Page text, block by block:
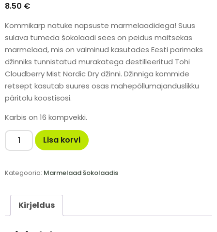
8.50 €
Kommikarp natuke napsuste marmelaadidega! Suus
sulava tumeda šokolaadi sees on peidus maitsekas
marmelaad, mis on valminud kasutades Eesti parimaks
džinniks tunnistatud murakatega destilleeritud Tohi
Cloudberry Mist Nordic Dry džinni. Džinniga kommide
retsept kasutab suures osas mahepõllumajanduslikku
päritolu koostisosi.
Karbis on 16 kompvekki.
Lisa korvi
Kategooria: Marmelaad šokolaadis
Kirjeldus